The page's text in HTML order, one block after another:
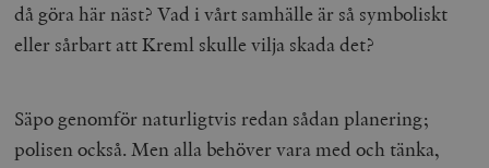
då göra här näst? Vad i vårt samhälle är så symboliskt
eller sårbart att Kreml skulle vilja skada det?
Säpo genomför naturligtvis redan sådan planering;
polisen också. Men alla behöver vara med och tänka,